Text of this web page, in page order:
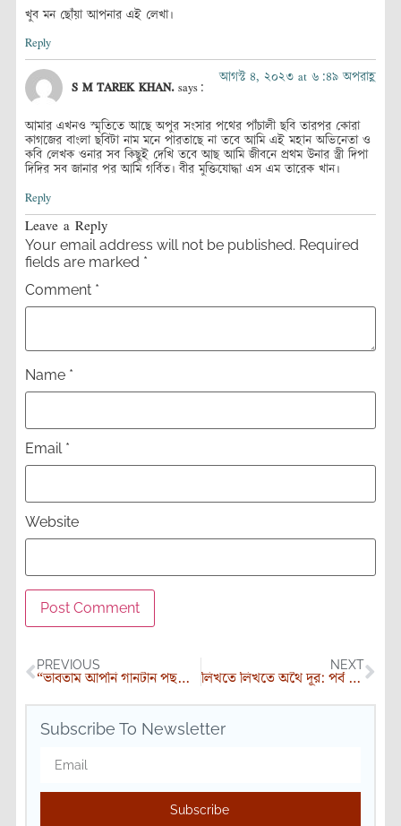
খুব মন ছোঁয়া আপনার এই লেখা।
Reply
S M TAREK KHAN. says:
আগস্ট ৪, ২০২৩ at ৬:৪৯ অপরাহ্ণ
আমার এখনও স্মৃতিতে আছে অপুর সংসার পথের পাঁচালী ছবি তারপর কোরা
কাগজের বাংলা ছবিটা নাম মনে পারতাছে না তবে আমি এই মহান অভিনেতা ও
কবি লেখক ওনার সব কিছুই দেখি তবে আছ আমি জীবনে প্রথম উনার স্ত্রী দিপা
দিদির সব জানার পর আমি গর্বিত। বীর মুক্তিযোদ্ধা এস এম তারেক খান।
Reply
Leave a Reply
Your email address will not be published. Required
fields are marked *
Comment *
Name *
Email *
Website
PREVIOUS
“ভাবতাম আপনি গানটান পছন্দ করেন না”
NEXT
লিখতে লিখতে অথৈ দূর: পর্ব ১০ – অল্প কথার জীবন
Subscribe To Newsletter
Subscribe